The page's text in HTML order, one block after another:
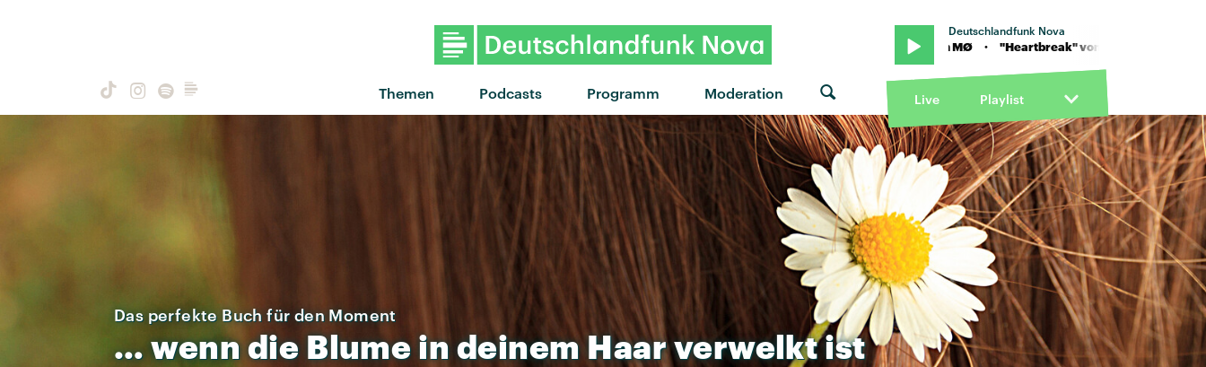
Themen Podcasts Programm Moderation
Deutschlandfunk Nova
"Heartbreak" von MØ · "Heartbreak" von MØ · "Heartbreak" von MØ
Live Playlist
Das perfekte Buch für den Moment
… wenndie Blume indeinemHaarverwelktist